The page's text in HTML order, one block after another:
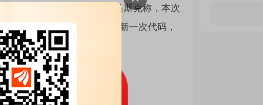
最新的内容推荐算法。马斯克称，本次
第一步。后续将每四周更新一次代码，